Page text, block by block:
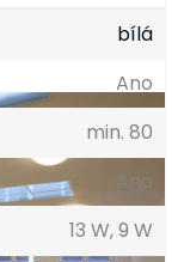
bílá
Ano
min. 80
Ano
13 W, 9 W